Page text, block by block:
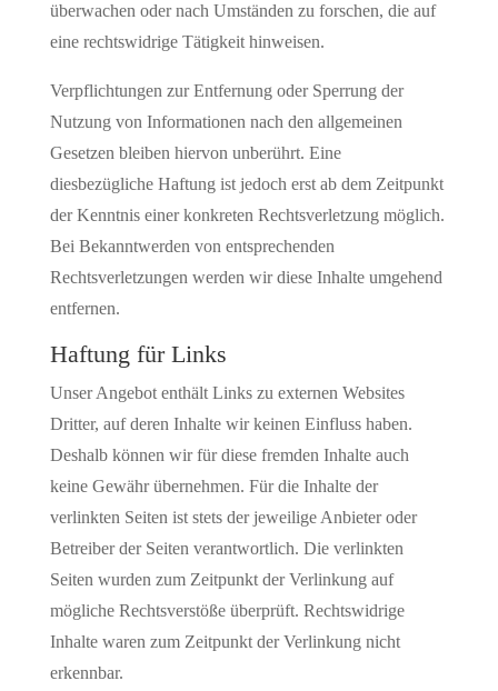
überwachen oder nach Umständen zu forschen, die auf
eine rechtswidrige Tätigkeit hinweisen.
Verpflichtungen zur Entfernung oder Sperrung der
Nutzung von Informationen nach den allgemeinen
Gesetzen bleiben hiervon unberührt. Eine
diesbezügliche Haftung ist jedoch erst ab dem Zeitpunkt
der Kenntnis einer konkreten Rechtsverletzung möglich.
Bei Bekanntwerden von entsprechenden
Rechtsverletzungen werden wir diese Inhalte umgehend
entfernen.
Haftung für Links
Unser Angebot enthält Links zu externen Websites
Dritter, auf deren Inhalte wir keinen Einfluss haben.
Deshalb können wir für diese fremden Inhalte auch
keine Gewähr übernehmen. Für die Inhalte der
verlinkten Seiten ist stets der jeweilige Anbieter oder
Betreiber der Seiten verantwortlich. Die verlinkten
Seiten wurden zum Zeitpunkt der Verlinkung auf
mögliche Rechtsverstöße überprüft. Rechtswidrige
Inhalte waren zum Zeitpunkt der Verlinkung nicht
erkennbar.